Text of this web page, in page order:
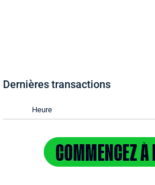
Dernières transactions
Heure